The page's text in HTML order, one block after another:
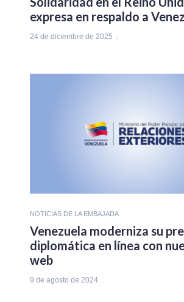
expresa en respaldo a
24 de diciembre de 2025
NOTICIAS DE LA EMBAJADA
Venezuela moderniza su
diplomática en línea con
web
9 de agosto de 2024